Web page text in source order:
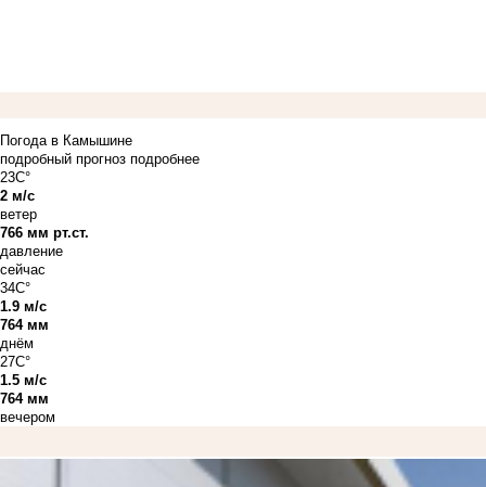
Погода в Камышине
подробный прогноз подробнее
23C°
2 м/с
ветер
766 мм рт.ст.
давление
сейчас
34C°
1.9 м/с
764 мм
днём
27C°
1.5 м/с
764 мм
вечером